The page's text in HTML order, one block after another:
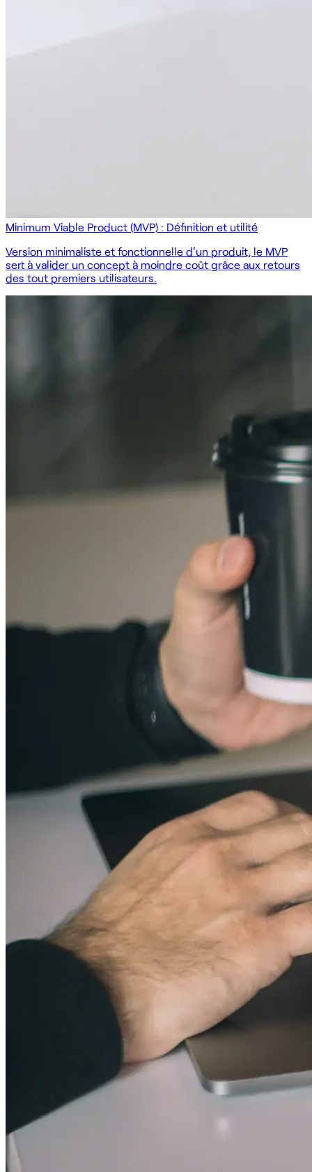
Minimum Viable Product (MVP) : Définition et utilité
Version minimaliste et fonctionnelle d'un produit, le MVP
sert à valider un concept à moindre coût grâce aux retours
des tout premiers utilisateurs.